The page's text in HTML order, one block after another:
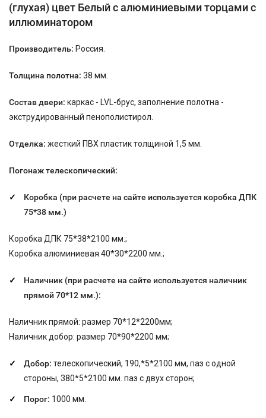
(глухая) цвет Белый с алюминиевыми торцами с
иллюминатором
Производитель: Россия.
Толщина полотна: 38 мм.
Состав двери: каркас - LVL-брус, заполнение полотна -
экструдированный пенополистирол.
Отделка: жесткий ПВХ пластик толщиной 1,5 мм.
Погонаж телескопический:
Коробка (при расчете на сайте используется коробка ДПК
75*38 мм.)
Коробка ДПК 75*38*2100 мм.;
Коробка алюминиевая 40*30*2200 мм.;
Наличник (при расчете на сайте используется наличник
прямой 70*12 мм.):
Наличник прямой: размер 70*12*2200мм;
Наличник добор: размер 70*90*2200 мм;
Добор: телескопический, 190,*5*2100 мм, паз с одной
стороны, 380*5*2100 мм. паз с двух сторон;
Порог: 1000 мм.